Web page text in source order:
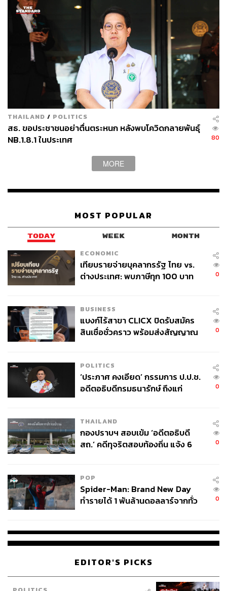
THAILAND / POLITICS
สธ. ขอประชาชนอย่าตื่นตระหนก หลังพบโควิดกลายพันธุ์
NB.1.8.1 ในประเทศ
80
MORE
MOST POPULAR
TODAY WEEK MONTH
ECONOMIC
เทียบรายจ่ายบุคลากรรัฐ ไทย vs.
ต่างประเทศ: พบภาษีทุก 100 บาท
0
BUSINESS
แบงก์ไร้สาขา CLICX ปิดรับสมัคร
สินเชื่อชั่วคราว พร้อมส่งสัญญาณ
0
POLITICS
‘ประภาศ คงเอียด’ กรรมการ ป.ป.ช.
อดีตอธิบดีกรมธนารักษ์ ถึงแก่
0
THAILAND
กองปราบฯ สอบเข้ม ‘อดีตอธิบดี
สถ.’ คดีทุจริตสอบท้องถิ่น แจ้ง 6
0
POP
Spider-Man: Brand New Day
ทำรายได้ 1 พันล้านดอลลาร์จากทั่ว
0
EDITOR'S PICKS